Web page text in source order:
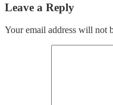
Leave a Reply
Your email address will not